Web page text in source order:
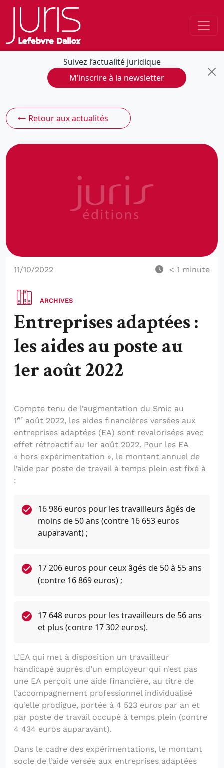
Suivez l’actualité juridique
M’inscrire à la newsletter
Retour aux actualités
11/10/2022 < 1 minute
ARCHIVES
Entreprises adaptées :
les aides au poste au
1er août 2022
Compte tenu de l’augmentation du Smic au
1er août 2022, les aides financières versées aux
entreprises adaptées (EA) sont revalorisées avec
effet rétroactif au 1er août 2022. Pour les EA
« hors expérimentation », le montant annuel de
l’aide par poste de travail à temps plein est fixé à
:
16 986 euros pour les travailleurs âgés de
moins de 50 ans (contre 16 653 euros
auparavant) ;
17 206 euros pour ceux âgés de 50 à 55 ans
(contre 16 869 euros) ;
17 648 euros pour les travailleurs de 56 ans
et plus (contre 17 302 euros).
L’EA qui met à disposition un travailleur
handicapé auprès d’un employeur qui n’est pas
une EA perçoit une aide financière, au titre de
l’accompagnement professionnel individualisé
qu’elle prodigue, portée à 4 523 euros par an et
par poste de travail occupé à temps plein (contre
4 434 euros auparavant).
Dans le cadre des expérimentations, le montant
socle de l’aide versée aux entreprises adaptées